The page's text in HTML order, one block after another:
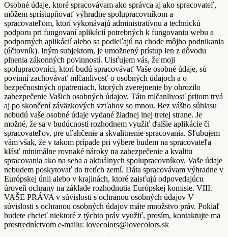
Osobné údaje, ktoré spracovávam ako správca aj ako spracovateľ,
môžem sprístupňovať výhradne spolupracovníkom a
spracovateľom, ktorí vykonávajú administratívnu a technickú
podporu pri fungovaní aplikácií potrebných k fungovaniu webu a
podporných aplikácií alebo sa podieľajú na chode môjho podnikania
(účtovník). Iným subjektom, je umožnený prístup len z dôvodu
plnenia zákonných povinností. Uisťujem vás, že moji
spolupracovníci, ktorí budú spracovávať Vaše osobné údaje, sú
povinní zachovávať mlčanlivosť o osobných údajoch a o
bezpečnostných opatreniach, ktorých zverejnenie by ohrozilo
zabezpečenie Vašich osobných údajov. Táto mlčanlivosť pritom trvá
aj po skončení záväzkových vzťahov so mnou. Bez vášho súhlasu
nebudú vaše osobné údaje vydané žiadnej inej tretej strane. Je
možné, že sa v budúcnosti rozhodnem využiť ďalšie aplikácie či
spracovateľov, pre uľahčenie a skvalitnenie spracovania. Sľubujem
vám však, že v takom prípade pri výbere budem na spracovateľa
klásť minimálne rovnaké nároky na zabezpečenie a kvalitu
spracovania ako na seba a aktuálnych spolupracovníkov. Vaše údaje
nebudem poskytovať do tretích zemí. Dáta spracovávam výhradne v
Európskej únii alebo v krajinách, ktoré zaisťujú odpovedajúcu
úroveň ochrany na základe rozhodnutia Európskej komisie. VIII.
VAŠE PRÁVA v súvislosti s ochranou osobných údajov V
súvislosti s ochranou osobných údajov máte množstvo práv. Pokiaľ
budete chcieť niektoré z týchto práv využiť, prosím, kontaktujte ma
prostredníctvom e-mailu: lovecolors@lovecolors.sk